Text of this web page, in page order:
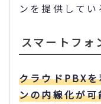
ンを提供してい
スマートフォ
クラウドPBX
ンの内線化が可